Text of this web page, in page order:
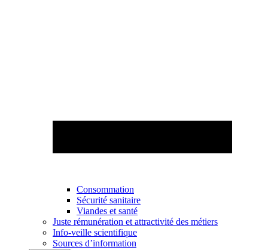
Consommation
Sécurité sanitaire
Viandes et santé
Juste rémunération et attractivité des métiers
Info-veille scientifique
Sources d’information